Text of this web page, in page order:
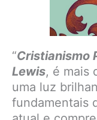
“Cristianismo
Lewis, é mais
uma luz
fundamentais